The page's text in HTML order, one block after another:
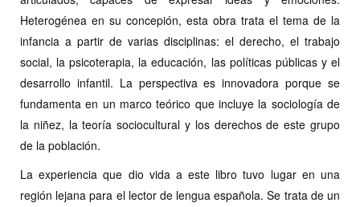
Heterogénea en su concepión, esta obra trata el tema de la
infancia a partir de varias disciplinas: el derecho, el trabajo
social, la psicoterapia, la educación, las políticas públicas y el
desarrollo infantil. La perspectiva es innovadora porque se
fundamenta en un marco teórico que incluye la sociología de
la niñez, la teoría sociocultural y los derechos de este grupo
de la población.
La experiencia que dio vida a este libro tuvo lugar en una
región lejana para el lector de lengua española. Se trata de un